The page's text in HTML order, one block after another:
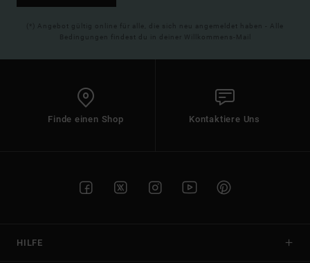
(*) Angebot gültig online für alle, die sich neu angemeldet haben - Alle
Bedingungen findest du in deiner Willkommens-Mail
Finde einen Shop Kontaktiere Uns
HILFE